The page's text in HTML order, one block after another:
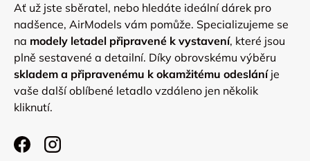
Ať už jste sběratel, nebo hledáte ideální dárek pro
nadšence, AirModels vám pomůže. Specializujeme se
na modely letadel připravené k vystavení, které jsou
plně sestavené a detailní. Díky obrovskému výběru
skladem a připravenému k okamžitému odesláníje
vaše další oblíbené letadlo vzdáleno jen několik
kliknutí.
FacebookInstagram